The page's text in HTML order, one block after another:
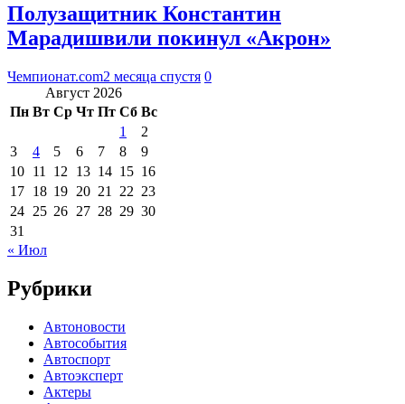
Полузащитник Константин
Марадишвили покинул «Акрон»
Чемпионат.com2 месяца спустя 0
Август 2026
Пн Вт Ср Чт Пт Сб Вс
1
2
3
4 5 6 7 8
9
10 11 12 13 14 15 16
17 18 19 20 21 22 23
24 25 26 27 28 29 30
31
« Июл
Рубрики
Автоновости
Автособытия
Автоспорт
Автоэксперт
Актеры